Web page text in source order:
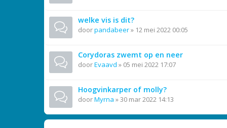
welke vis is dit?
doorpandabeer» 12 mei 2022 00:05
Corydoras zwemt op en neer
doorEvaavd » 05 mei 2022 17:07
Hoogvinkarper of molly?
doorMyrna »30 mar 2022 14:13